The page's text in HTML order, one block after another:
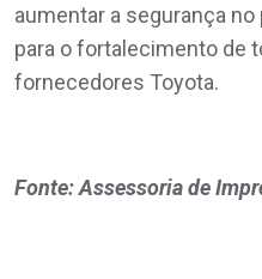
aumentar a segurança
para o fortalecimento de
fornecedores Toyota.
Fonte: Assessoria de